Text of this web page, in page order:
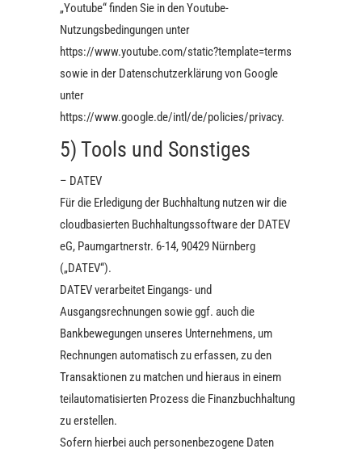
„Youtube“ finden Sie in den Youtube-
Nutzungsbedingungen unter
https://www.youtube.com/static?template=terms
sowie in der Datenschutzerklärung von Google
unter
https://www.google.de/intl/de/policies/privacy.
5) Tools und Sonstiges
– DATEV
Für die Erledigung der Buchhaltung nutzen wir die
cloudbasierten Buchhaltungssoftware der DATEV
eG, Paumgartnerstr. 6-14, 90429 Nürnberg
(„DATEV“).
DATEV verarbeitet Eingangs- und
Ausgangsrechnungen sowie ggf. auch die
Bankbewegungen unseres Unternehmens, um
Rechnungen automatisch zu erfassen, zu den
Transaktionen zu matchen und hieraus in einem
teilautomatisierten Prozess die Finanzbuchhaltung
zu erstellen.
Sofern hierbei auch personenbezogene Daten